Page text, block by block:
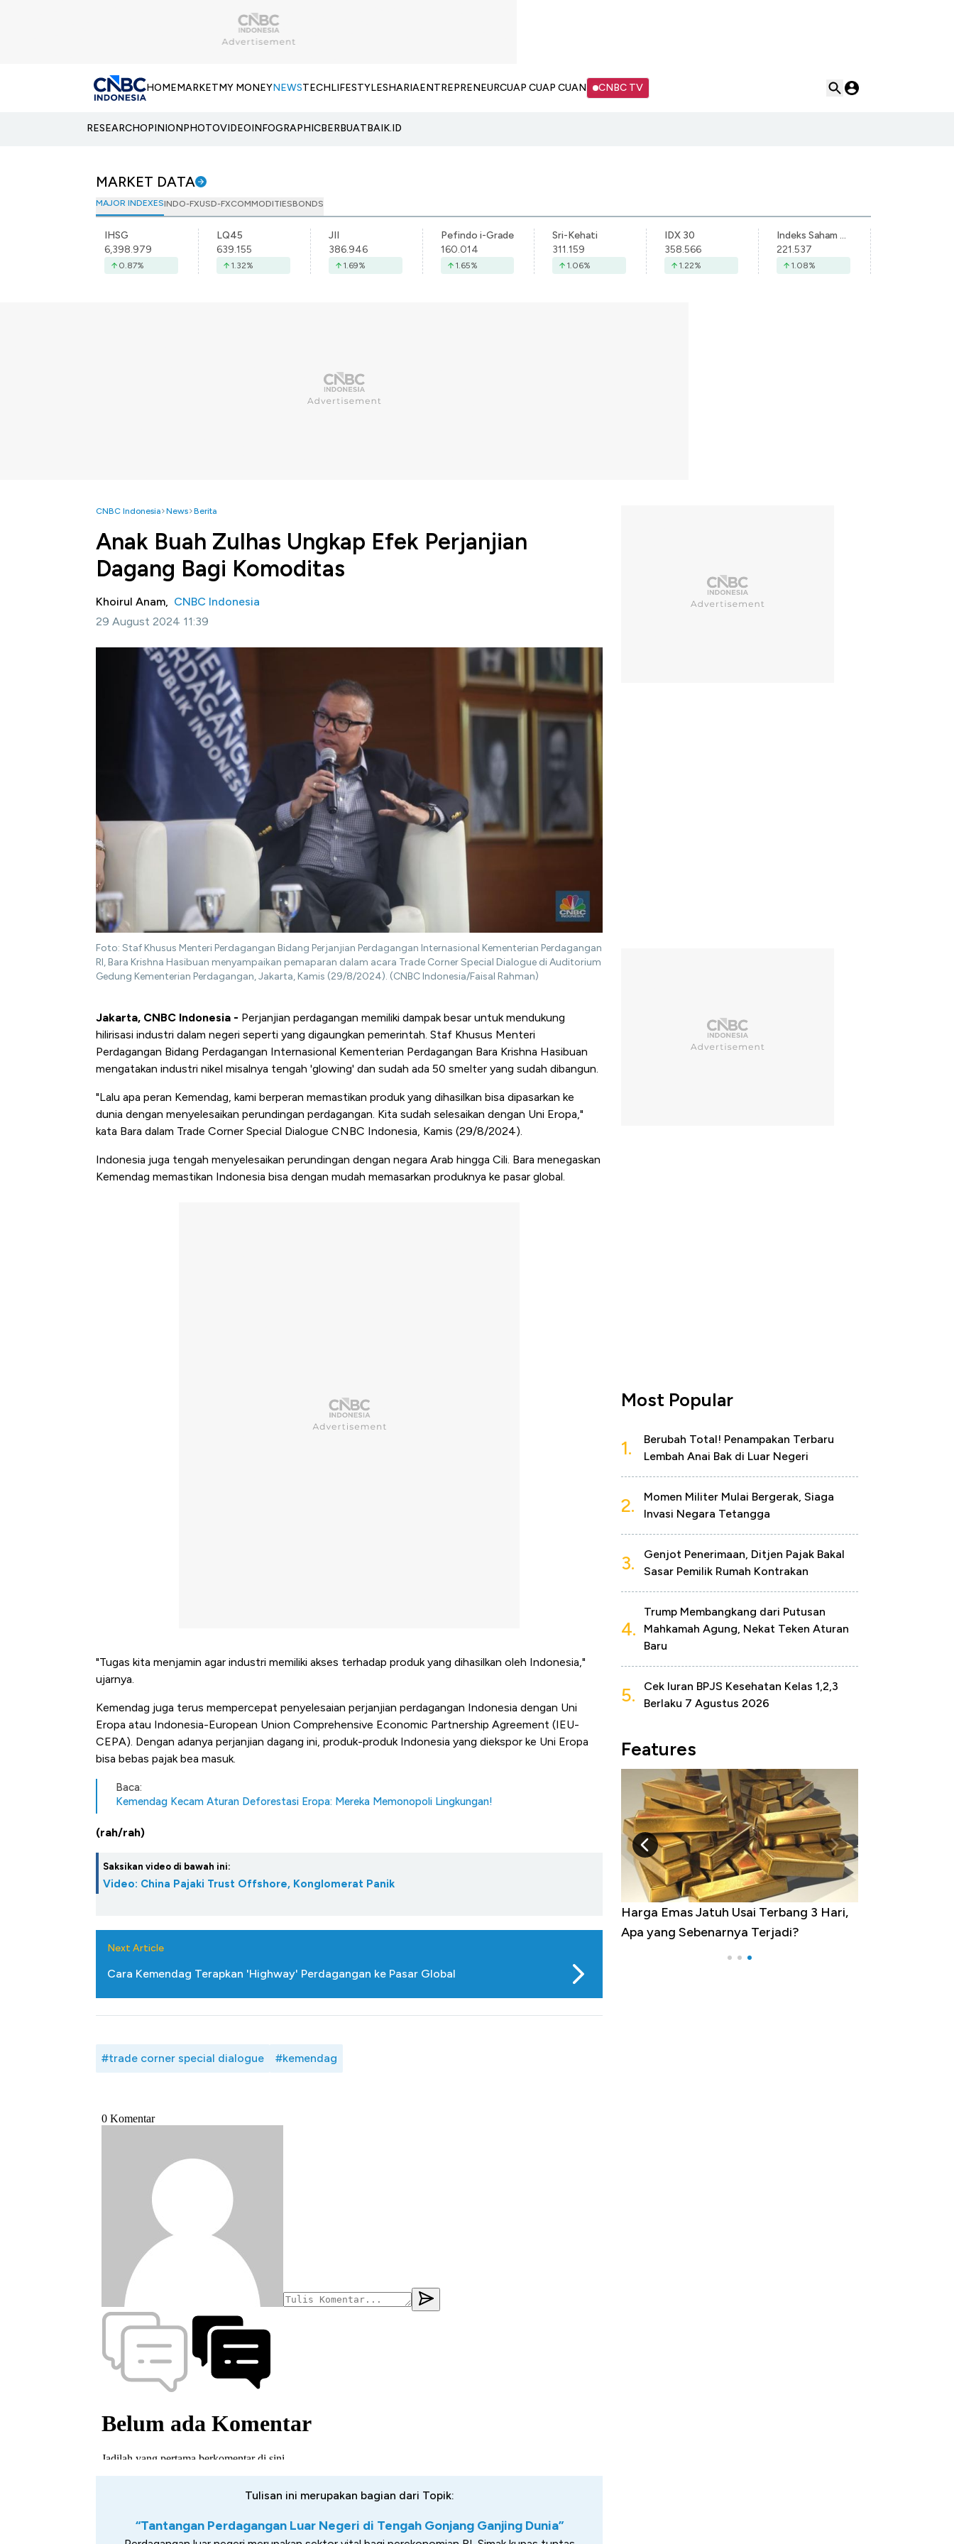
HOMEMARKETMY MONEYNEWSTECHLIFESTYLESHARIAENTREPRENEURCUAP CUAP CUAN CNBC TV
RESEARCHOPINIONPHOTOVIDEOINFOGRAPHICBERBUATBAIK.ID
MARKET DATA
MAJOR INDEXESINDO-FXUSD-FXCOMMODITIESBONDS
IHSG
6,398.979
0.87%
LQ45
639.155
1.32%
JII
386.946
1.69%
Pefindo i-Grade
160.014
1.65%
Sri-Kehati
311.159
1.06%
IDX 30
358.566
1.22%
Indeks Saham Syariah Indonesia
221.537
1.08%
CNBC Indonesia News Berita
Anak Buah Zulhas Ungkap Efek Perjanjian
Dagang Bagi Komoditas
Khoirul Anam, CNBC Indonesia
29 August 2024 11:39
Foto: Staf Khusus Menteri Perdagangan Bidang Perjanjian Perdagangan Internasional Kementerian Perdagangan
RI, Bara Krishna Hasibuan menyampaikan pemaparan dalam acara Trade Corner Special Dialogue di Auditorium
Gedung Kementerian Perdagangan, Jakarta, Kamis (29/8/2024). (CNBC Indonesia/Faisal Rahman)
Jakarta, CNBC Indonesia - Perjanjian perdagangan memiliki dampak besar untuk mendukung
hilirisasi industri dalam negeri seperti yang digaungkan pemerintah. Staf Khusus Menteri
Perdagangan Bidang Perdagangan Internasional Kementerian Perdagangan Bara Krishna Hasibuan
mengatakan industri nikel misalnya tengah 'glowing' dan sudah ada 50 smelter yang sudah dibangun.
"Lalu apa peran Kemendag, kami berperan memastikan produk yang dihasilkan bisa dipasarkan ke
dunia dengan menyelesaikan perundingan perdagangan. Kita sudah selesaikan dengan Uni Eropa,"
kata Bara dalam Trade Corner Special Dialogue CNBC Indonesia, Kamis (29/8/2024).
Indonesia juga tengah menyelesaikan perundingan dengan negara Arab hingga Cili. Bara menegaskan
Kemendag memastikan Indonesia bisa dengan mudah memasarkan produknya ke pasar global.
"Tugas kita menjamin agar industri memiliki akses terhadap produk yang dihasilkan oleh Indonesia,"
ujarnya.
Kemendag juga terus mempercepat penyelesaian perjanjian perdagangan Indonesia dengan Uni
Eropa atau Indonesia-European Union Comprehensive Economic Partnership Agreement (IEU-
CEPA). Dengan adanya perjanjian dagang ini, produk-produk Indonesia yang diekspor ke Uni Eropa
bisa bebas pajak bea masuk.
Baca:
Kemendag Kecam Aturan Deforestasi Eropa: Mereka Memonopoli Lingkungan!
(rah/rah)
Saksikan video di bawah ini:
Video: China Pajaki Trust Offshore, Konglomerat Panik
Next Article
Cara Kemendag Terapkan 'Highway' Perdagangan ke Pasar Global
#trade corner special dialogue #kemendag
Tulisan ini merupakan bagian dari Topik:
“Tantangan Perdagangan Luar Negeri di Tengah Gonjang Ganjing Dunia”
Most Popular
1.
Berubah Total! Penampakan Terbaru
Lembah Anai Bak di Luar Negeri
2.
Momen Militer Mulai Bergerak, Siaga
Invasi Negara Tetangga
3.
Genjot Penerimaan, Ditjen Pajak Bakal
Sasar Pemilik Rumah Kontrakan
4.
Trump Membangkang dari Putusan
Mahkamah Agung, Nekat Teken Aturan
Baru
5.
Cek Iuran BPJS Kesehatan Kelas 1,2,3
Berlaku 7 Agustus 2026
Features
Langit Dunia, Pembunuh Boeing-Airbus? Baik Buat Pengusaha RI
Harga Emas Jatuh Usai Terbang 3 Hari,
Apa yang Sebenarnya Terjadi?